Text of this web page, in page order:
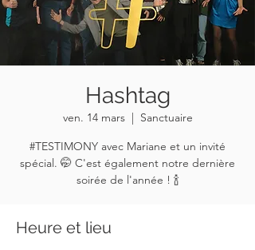
Hashtag
ven. 14 mars
  |
Sanctuaire
#TESTIMONY avec Mariane et un invité
spécial. 🤭 C'est également notre dernière
soirée de l'année ! 🍾
Heure et lieu